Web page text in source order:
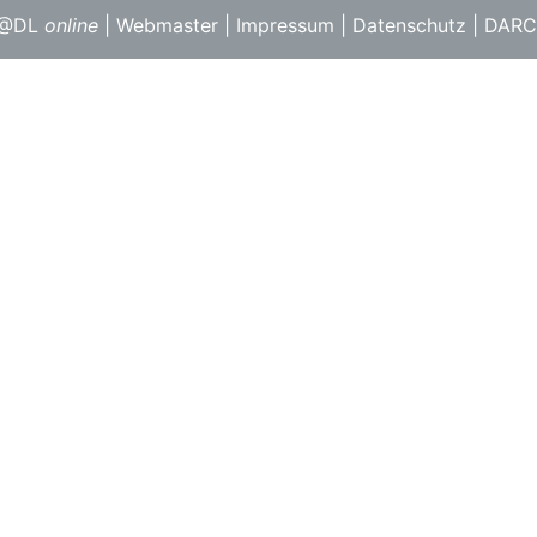
online Webmaster Impressum Datenschutz